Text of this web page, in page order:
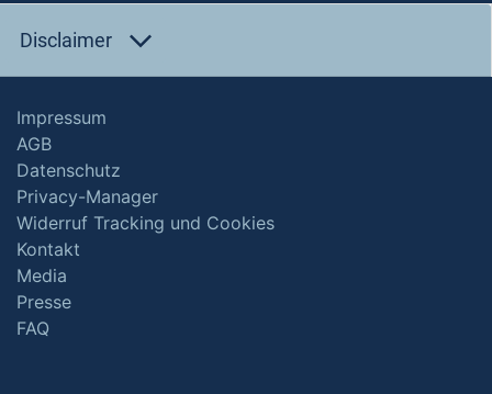
Disclaimer
Impressum
AGB
Datenschutz
Privacy-Manager
Widerruf Tracking und Cookies
Kontakt
Media
Presse
FAQ